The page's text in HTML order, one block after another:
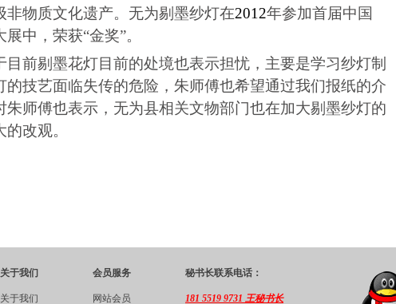
物质文化遗产。无为剔墨纱灯在2012年参加首届中国
展中，荣获“金奖”。
前剔墨花灯目前的处境也表示担忧，主要是学习纱灯制
技艺面临失传的危险，朱师傅也希望通过我们报纸的介
师傅也表示，无为县相关文物部门也在加大剔墨纱灯的
改观。
关于我们
关于我们
会员服务
网站会员
秘书长联系电话：
181 5519 9731 王秘书长